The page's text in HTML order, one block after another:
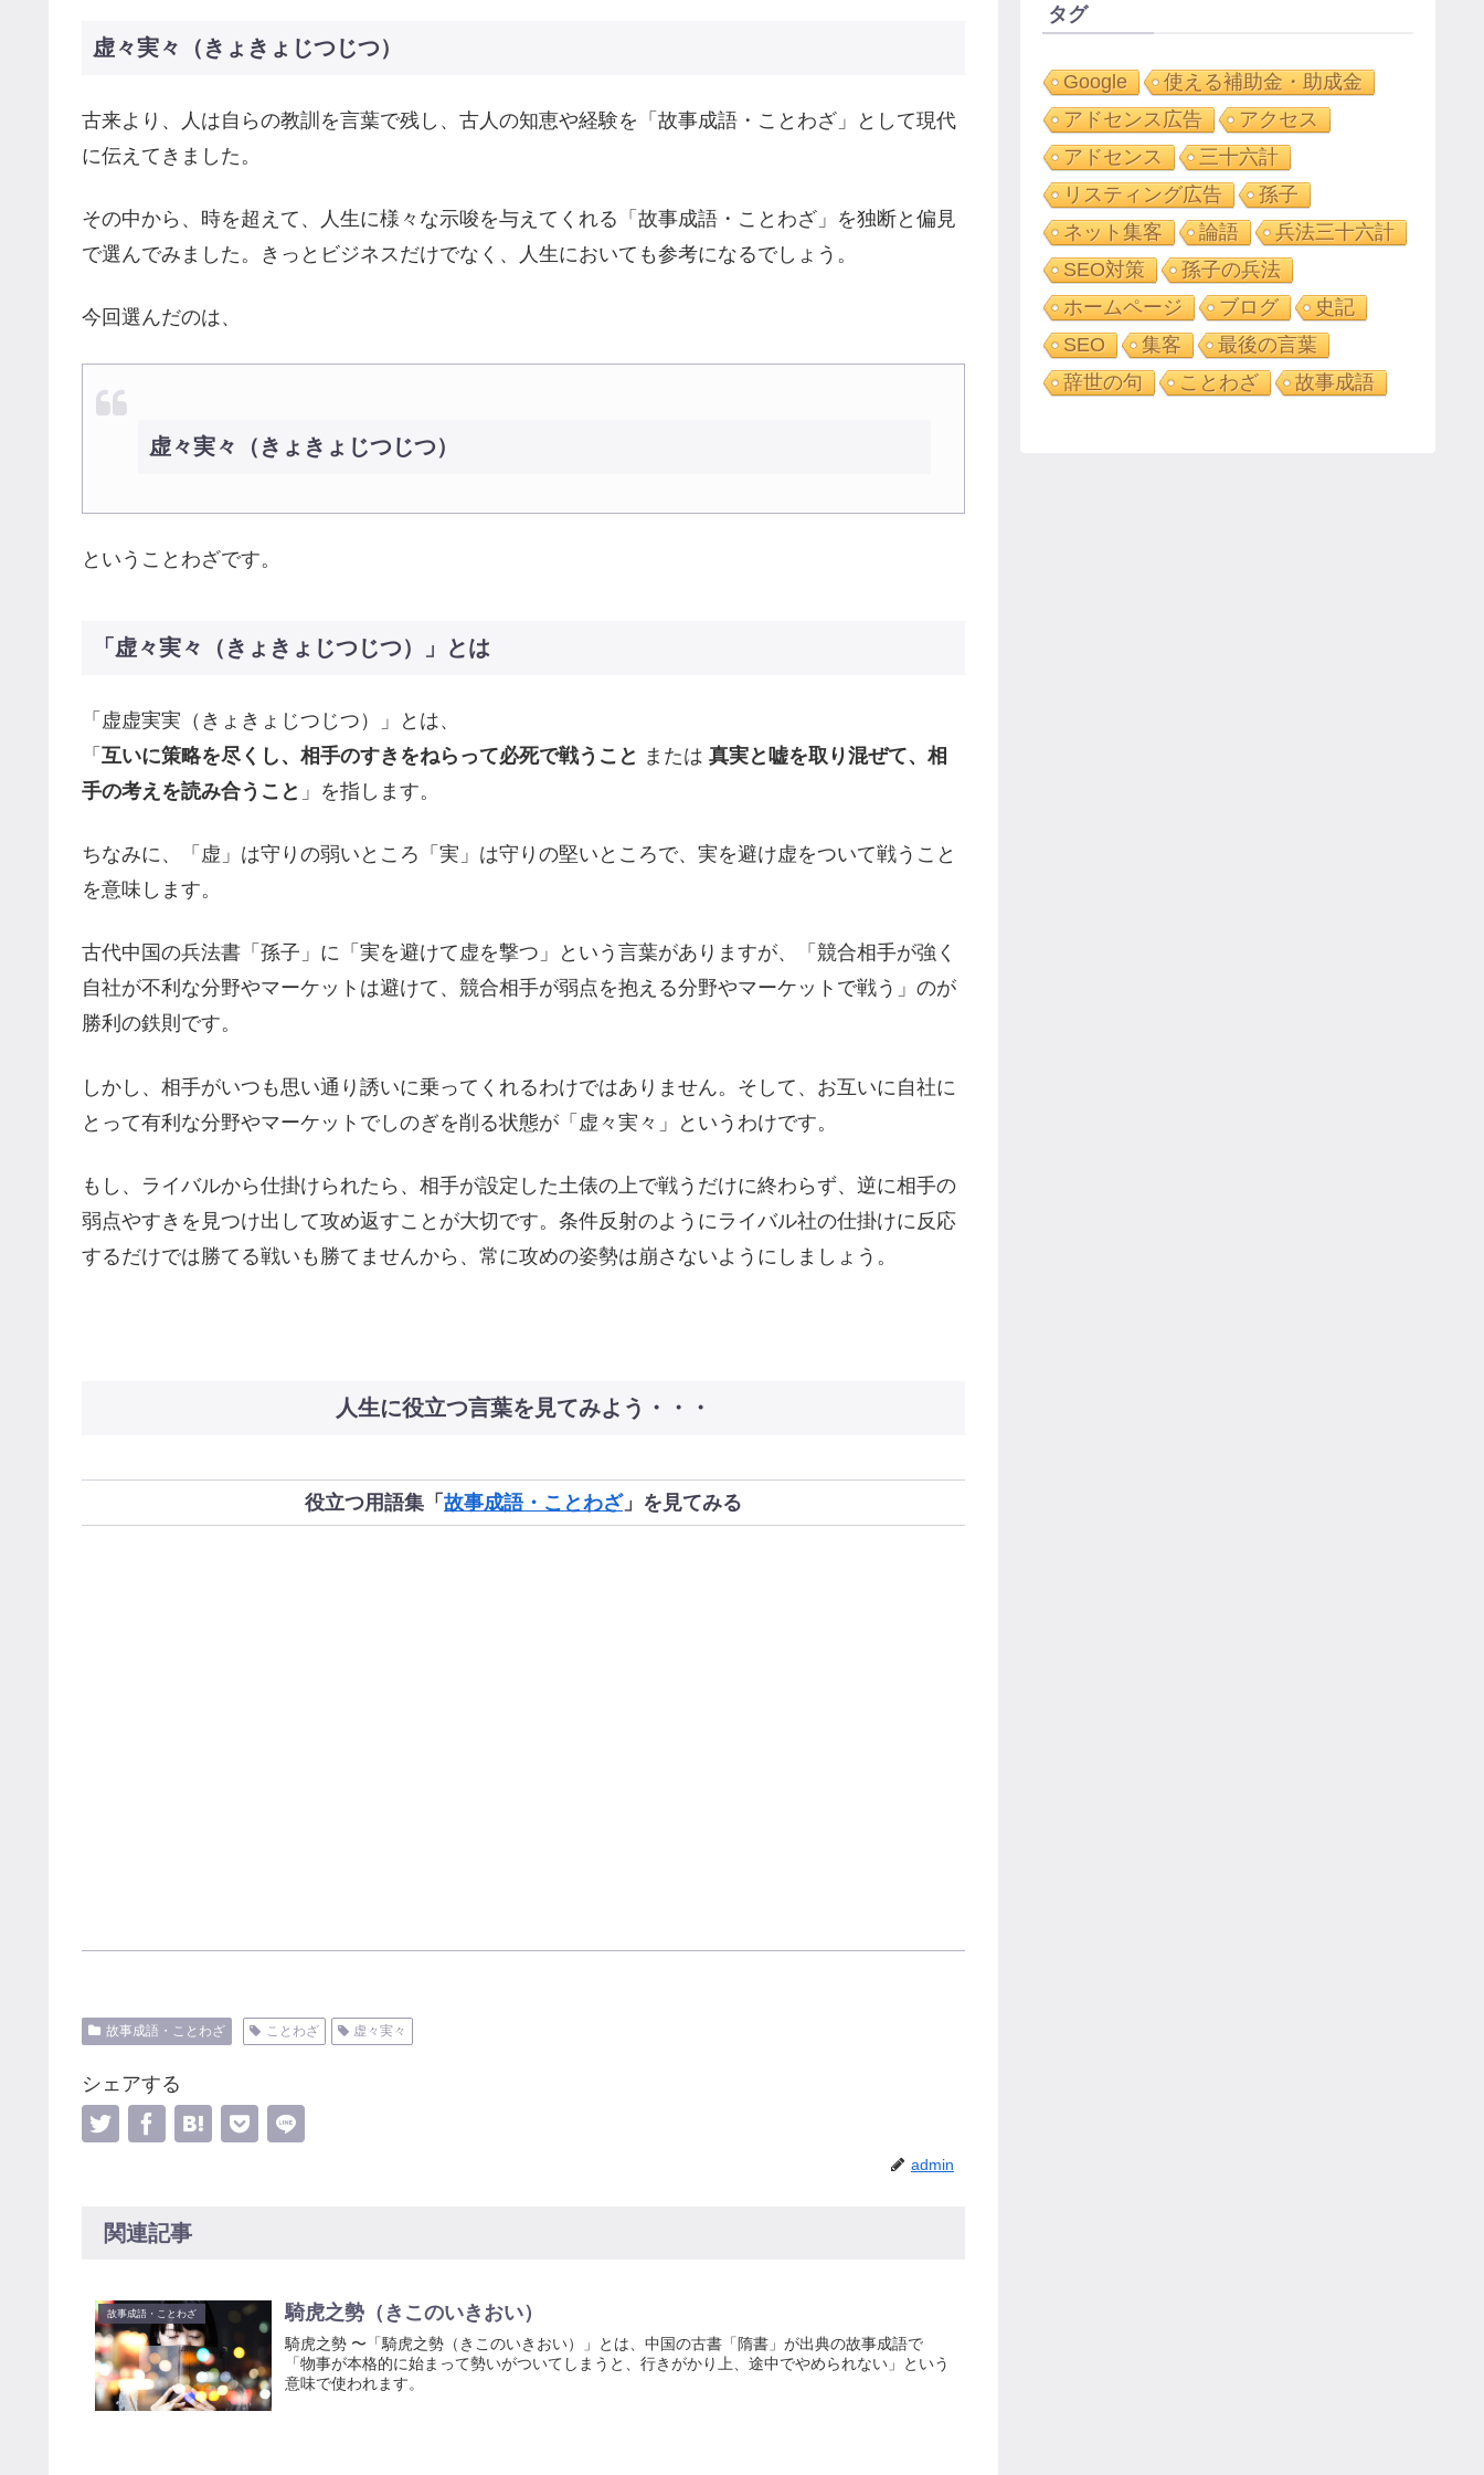
虚々実々（きょきょじつじつ）
古来より、人は自らの教訓を言葉で残し、古人の知恵や経験を「故事成語・ことわざ」として現代
に伝えてきました。
その中から、時を超えて、人生に様々な示唆を与えてくれる「故事成語・ことわざ」を独断と偏見
で選んでみました。きっとビジネスだけでなく、人生においても参考になるでしょう。
今回選んだのは、
虚々実々（きょきょじつじつ）
ということわざです。
「虚々実々（きょきょじつじつ）」とは
「虚虚実実（きょきょじつじつ）」とは、
「 互いに策略を尽くし、相手のすきをねらって必死で戦うこと または 真実と嘘を取り混ぜて、相
手の考えを読み合うこと 」を指します。
ちなみに、「虚」は守りの弱いところ「実」は守りの堅いところで、実を避け虚をついて戦うこと
を意味します。
古代中国の兵法書「孫子」に「実を避けて虚を撃つ」という言葉がありますが、「競合相手が強く
自社が不利な分野やマーケットは避けて、競合相手が弱点を抱える分野やマーケットで戦う」のが
勝利の鉄則です。
しかし、相手がいつも思い通り誘いに乗ってくれるわけではありません。そして、お互いに自社に
とって有利な分野やマーケットでしのぎを削る状態が「虚々実々」というわけです。
もし、ライバルから仕掛けられたら、相手が設定した土俵の上で戦うだけに終わらず、逆に相手の
弱点やすきを見つけ出して攻め返すことが大切です。条件反射のようにライバル社の仕掛けに反応
するだけでは勝てる戦いも勝てませんから、常に攻めの姿勢は崩さないようにしましょう。
人生に役立つ言葉を見てみよう・・・
役立つ用語集「 故事成語・ことわざ」を見てみる
故事成語・ことわざ ことわざ 虚々実々
シェアする
admin
関連記事
故事成語・ことわざ 騎虎之勢（きこのいきおい）
騎虎之勢 〜「騎虎之勢（きこのいきおい）」とは、中国の古書「隋書」が出典の故事成語で
「物事が本格的に始まって勢いがついてしまうと、行きがかり上、途中でやめられない」という
意味で使われます。
タグ
Google
使える補助金・助成金
アドセンス広告
アクセス
アドセンス
三十六計
リスティング広告
孫子
ネット集客
論語
兵法三十六計
SEO対策
孫子の兵法
ホームページ
ブログ
史記
SEO
集客
最後の言葉
辞世の句
ことわざ 故事成語